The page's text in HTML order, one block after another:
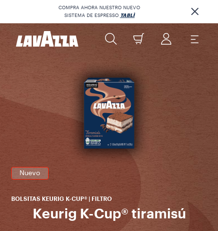
COMPRA AHORA NUESTRO NUEVO
SISTEMA DE ESPRESSO TABLÌ
Nuevo
BOLSITAS KEURIG K-CUP® | FILTRO
Keurig K-Cup® tiramisú